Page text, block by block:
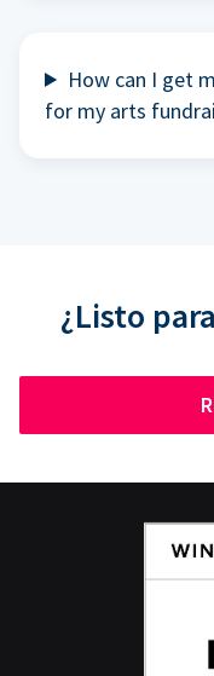
How can I get
for my arts
¿Listo